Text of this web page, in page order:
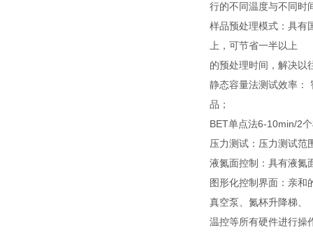
行的不同温度与不同时
样品预处理模式：具有
上，可节省一半以上
的预处理时间，解决以
静态容量法测试效率：
品；
BET单点法6-10min/2
压力测试：压力测试范
液氮面控制：具有液氮
图形化控制界面：亲和
真空泵、氮杯升降梯、
温控等所有硬件进行操